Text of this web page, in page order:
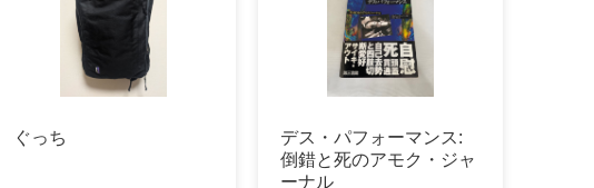
ぐっち
デス・パフォーマンス:
倒錯と死のアモク・ジャ
ーナル